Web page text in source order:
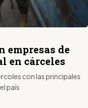
empresas de
en cárceles
con las principales
país